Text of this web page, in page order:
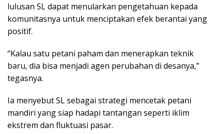
lulusan SL dapat menularkan pengetahuan kepada
komunitasnya untuk menciptakan efek berantai yang
positif.
“Kalau satu petani paham dan menerapkan teknik
baru, dia bisa menjadi agen perubahan di desanya,”
tegasnya.
Ia menyebut SL sebagai strategi mencetak petani
mandiri yang siap hadapi tantangan seperti iklim
ekstrem dan fluktuasi pasar.